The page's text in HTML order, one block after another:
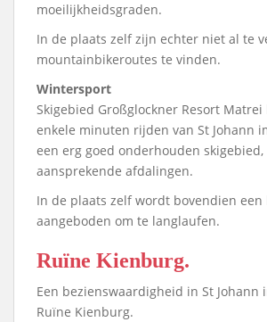
moeilijkheidsgraden.
In de plaats zelf zijn echter niet al te
mountainbikeroutes te vinden.
Wintersport
Skigebied Großglockner Resort
enkele minuten rijden van St Johann
een erg goed onderhouden
aansprekende afdalingen.
In de plaats zelf wordt bovendien een
aangeboden om te langlaufen.
Ruïne Kienburg.
Een bezienswaardigheid in St Johann
Ruïne Kienburg.